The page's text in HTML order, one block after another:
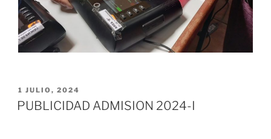
PUBLICADO
EL
1 JULIO, 2024
PUBLICIDAD ADMISION 2024-I